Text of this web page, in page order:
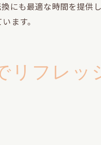
ス空間
ひととき
しい出会い
にも最適な時間を提供
ます。
フレッ